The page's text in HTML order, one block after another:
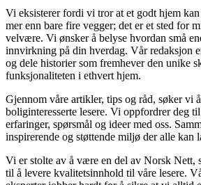
Vi eksisterer fordi vi tror at et godt hjem
mer enn bare fire vegger; det er et sted for
velvære. Vi ønsker å belyse hvordan små
innvirkning på din hverdag. Vår redaksjon
og dele historier som fremhever den unike
funksjonaliteten i ethvert hjem.
Gjennom våre artikler, tips og råd, søker vi
boliginteresserte lesere. Vi oppfordrer deg
erfaringer, spørsmål og ideer med oss.
inspirerende og støttende miljø der alle kan
Vi er stolte av å være en del av Norsk Nett,
til å levere kvalitetsinnhold til våre lesere.